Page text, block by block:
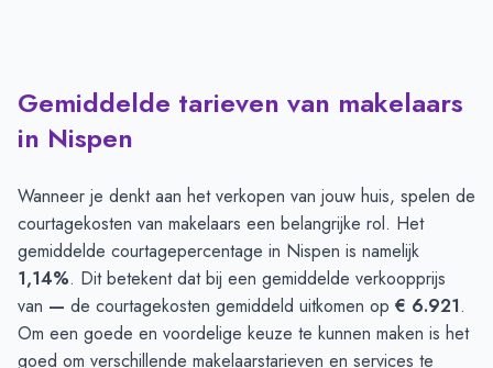
Gemiddelde tarieven van makelaars
in Nispen
Wanneer je denkt aan het verkopen van jouw huis, spelen de
courtagekosten van makelaars een belangrijke rol. Het
gemiddelde courtagepercentage in Nispen is namelijk
1,14%. Dit betekent dat bij een gemiddelde verkoopprijs
van — de courtagekosten gemiddeld uitkomen op € 6.921.
Om een goede en voordelige keuze te kunnen maken is het
goed om verschillende makelaarstarieven en services te